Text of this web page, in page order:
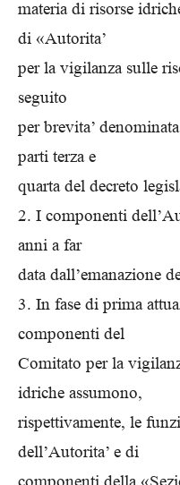
materia di risorse
di «Autorita’
per la vigilanza sulle
seguito
per brevita’
parti terza e
quarta del decreto
2. I componenti
anni a far
data dall’emanazione
3. In fase di prima
componenti del
Comitato per la
idriche assumono,
rispettivamente, le
dell’Autorita’ e di
componenti della